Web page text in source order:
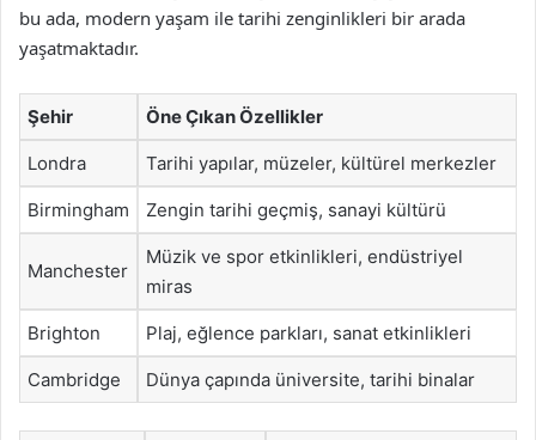
bu ada, modern yaşam ile tarihi zenginlikleri bir arada
yaşatmaktadır.
Şehir Öne Çıkan Özellikler
Londra Tarihi yapılar, müzeler, kültürel merkezler
Birmingham Zengin tarihi geçmiş, sanayi kültürü
Manchester
Müzik ve spor etkinlikleri, endüstriyel
miras
Brighton Plaj, eğlence parkları, sanat etkinlikleri
Cambridge Dünya çapında üniversite, tarihi binalar